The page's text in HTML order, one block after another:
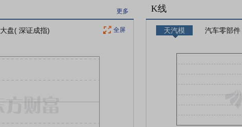
更多
大盘( 深证成指) 全屏
K线
天汽模 汽车零部件